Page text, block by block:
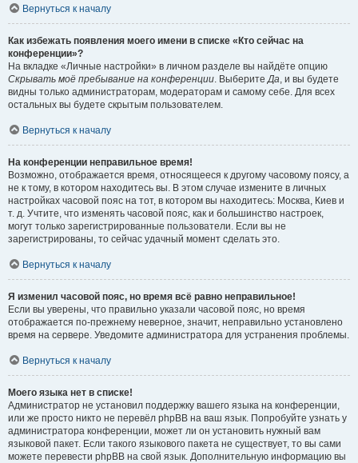
Вернуться к началу
Как избежать появления моего имени в списке «Кто сейчас на
конференции»?
На вкладке «Личные настройки» в личном разделе вы найдёте опцию
Скрывать моё пребывание на конференции. ВыберитеДа, и вы будете
видны только администраторам, модераторам и самому себе. Для всех
остальных вы будете скрытым пользователем.
Вернуться к началу
На конференции неправильное время!
Возможно, отображается время, относящееся к другому часовому поясу, а
не к тому, в котором находитесь вы. В этом случае измените в личных
настройках часовой пояс на тот, в котором вы находитесь: Москва, Киев и
т. д. Учтите, что изменять часовой пояс, как и большинство настроек,
могут только зарегистрированные пользователи. Если вы не
зарегистрированы, то сейчас удачный момент сделать это.
Вернуться к началу
Я изменил часовой пояс, но время всё равно неправильное!
Если вы уверены, что правильно указали часовой пояс, но время
отображается по-прежнему неверное, значит, неправильно установлено
время на сервере. Уведомите администратора для устранения проблемы.
Вернуться к началу
Моего языка нет в списке!
Администратор не установил поддержку вашего языка на конференции,
или же просто никто не перевёл phpBB на ваш язык. Попробуйте узнать у
администратора конференции, может ли он установить нужный вам
языковой пакет. Если такого языкового пакета не существует, то вы сами
можете перевести phpBB на свой язык. Дополнительную информацию вы